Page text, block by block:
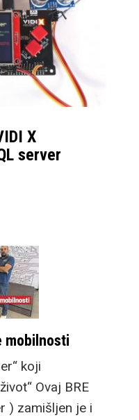
X
server
mobilnosti
koji
Ovaj BRE
) zamišljen je i